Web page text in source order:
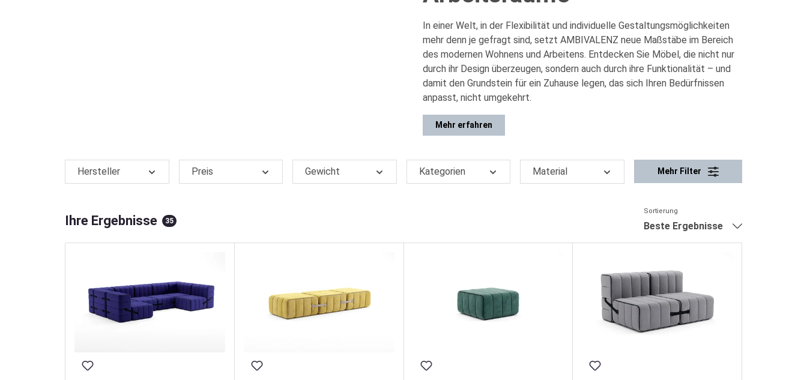
In einer Welt, in der Flexibilität und individuelle Gestaltungsmöglichkeiten
mehr denn je gefragt sind, setzt AMBIVALENZ neue Maßstäbe im Bereich
des modernen Wohnens und Arbeitens. Entdecken Sie Möbel, die nicht nur
durch ihr Design überzeugen, sondern auch durch ihre Funktionalität – und
damit den Grundstein für ein Zuhause legen, das sich Ihren Bedürfnissen
anpasst, nicht umgekehrt.
Mehr erfahren
Hersteller Preis Gewicht Kategorien Material Mehr Filter
Ihre Ergebnisse 35
Sortierung
Beste Ergebnisse